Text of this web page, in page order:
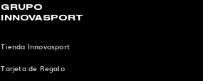
GRUPO
INNOVASPORT
Tienda Innovasport
Tarjeta de Regalo